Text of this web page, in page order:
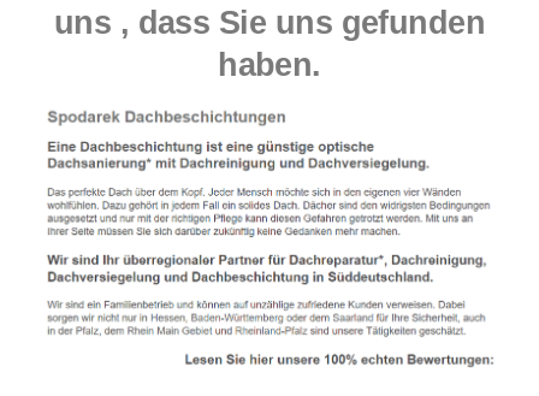
uns , dass Sie uns gefunden
haben.